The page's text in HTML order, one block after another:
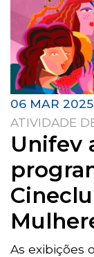
06 MAR 2025
ATIVIDADE
Unifev
As exibições